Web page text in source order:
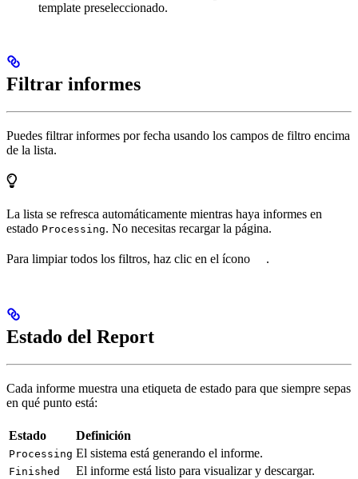
template preseleccionado.
Filtrar informes
Puedes filtrar informes por fecha usando los campos de filtro encima
de la lista.
La lista se refresca automáticamente mientras haya informes en
estado Processing. No necesitas recargar la página.
Para limpiar todos los filtros, haz clic en el ícono .
Estado del Report
Cada informe muestra una etiqueta de estado para que siempre sepas
en qué punto está:
Estado Definición
Processing El sistema está generando el informe.
Finished El informe está listo para visualizar y descargar.